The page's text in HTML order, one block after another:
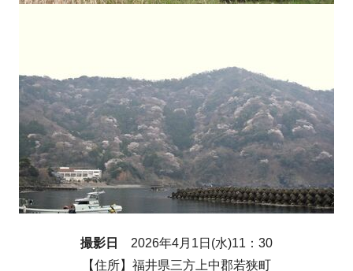
撮影日
2026年4月1日(水)11：30
【住所】福井県三方上中郡若狭町